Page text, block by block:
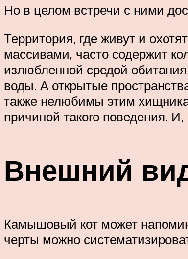
Но в целом встречи с ними
Территория, где живут и
массивами, часто содержит
излюбленной средой
воды. А открытые
также нелюбимы этим
причиной такого поведения.
Внешний
Камышовый кот может
черты можно